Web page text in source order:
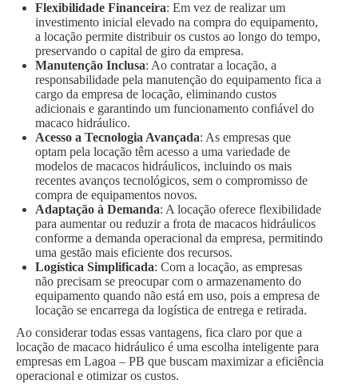
Flexibilidade Financeira: Em vez de realizar um
investimento inicial elevado na compra do equipamento,
a locação permite distribuir os custos ao longo do tempo,
preservando o capital de giro da empresa.
Manutenção Inclusa: Ao contratar a locação, a
responsabilidade pela manutenção do equipamento fica a
cargo da empresa de locação, eliminando custos
adicionais e garantindo um funcionamento confiável do
macaco hidráulico.
Acesso a Tecnologia Avançada: As empresas que
optam pela locação têm acesso a uma variedade de
modelos de macacos hidráulicos, incluindo os mais
recentes avanços tecnológicos, sem o compromisso de
compra de equipamentos novos.
Adaptação à Demanda: A locação oferece flexibilidade
para aumentar ou reduzir a frota de macacos hidráulicos
conforme a demanda operacional da empresa, permitindo
uma gestão mais eficiente dos recursos.
Logística Simplificada: Com a locação, as empresas
não precisam se preocupar com o armazenamento do
equipamento quando não está em uso, pois a empresa de
locação se encarrega da logística de entrega e retirada.
Ao considerar todas essas vantagens, fica claro por que a
locação de macaco hidráulico é uma escolha inteligente para
empresas em Lagoa – PB que buscam maximizar a eficiência
operacional e otimizar os custos.